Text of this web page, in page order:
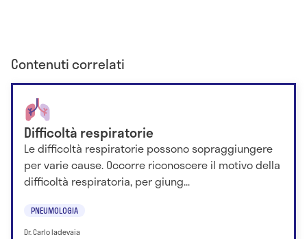
Contenuti correlati
Difficoltà respiratorie
Le difficoltà respiratorie possono sopraggiungere
per varie cause. Occorre riconoscere il motivo della
difficoltà respiratoria, per giung...
PNEUMOLOGIA
Dr. Carlo Iadevaia